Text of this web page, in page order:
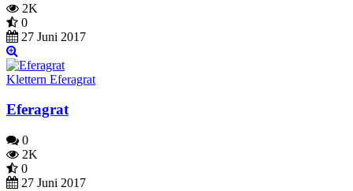
2K
0
27 Juni 2017
Klettern Eferagrat
Eferagrat
0
2K
0
27 Juni 2017